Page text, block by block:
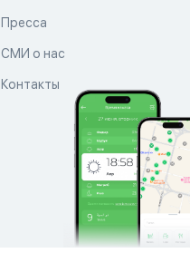
Пресса
СМИ о нас
Контакты